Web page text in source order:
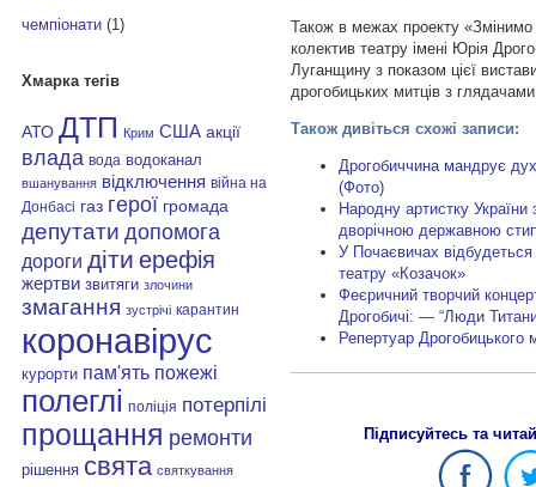
чемпіонати(1)
Хмарка тегів
АТО ДТП Крим США акції
влада вода водоканал
вшанування відключення війна на
Донбасі газ герої громада
депутати допомога
дороги діти ерефія
жертви звитяги злочини
змагання зустрічі карантин
коронавірус
курорти пам'ять пожежі
полеглі поліція потерпілі
прощання ремонти
рішення свята святкування
Також в межах проекту «Змінимо
колектив театру імені Юрія
Луганщину з показом цієї
дрогобицьких митців з
Також дивіться схожі записи:
Дрогобиччина мандрує
(Фото)
Народну артистку
дворічною державною
У Почаєвичах відбудеться
театру «Козачок»
Феєричний творчий
Дрогобичі: — “Люди
Репертуар
Підписуйтесь та